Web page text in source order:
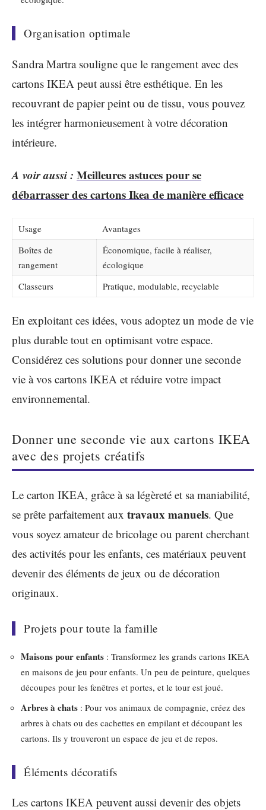
Organisation optimale
Sandra Martra souligne que le rangement avec des
cartons IKEA peut aussi être esthétique. En les
recouvrant de papier peint ou de tissu, vous pouvez
les intégrer harmonieusement à votre décoration
intérieure.
A voir aussi : Meilleures astuces pour se
débarrasser des cartons Ikea de manière efficace
Usage
Avantages
Boîtes de
rangement
Économique, facile à réaliser,
écologique
Classeurs
Pratique, modulable, recyclable
En exploitant ces idées, vous adoptez un mode de vie
plus durable tout en optimisant votre espace.
Considérez ces solutions pour donner une seconde
vie à vos cartons IKEA et réduire votre impact
environnemental.
Donner une seconde vie aux cartons IKEA
avec des projets créatifs
Le carton IKEA, grâce à sa légèreté et sa maniabilité,
se prête parfaitement aux travaux manuels. Que
vous soyez amateur de bricolage ou parent cherchant
des activités pour les enfants, ces matériaux peuvent
devenir des éléments de jeux ou de décoration
originaux.
Projets pour toute la famille
Maisons pour enfants : Transformez les grands cartons IKEA
en maisons de jeu pour enfants. Un peu de peinture, quelques
découpes pour les fenêtres et portes, et le tour est joué.
Arbres à chats : Pour vos animaux de compagnie, créez des
arbres à chats ou des cachettes en empilant et découpant les
cartons. Ils y trouveront un espace de jeu et de repos.
Éléments décoratifs
Les cartons IKEA peuvent aussi devenir des objets